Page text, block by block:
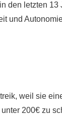
den letzten
und
weil sie
200€ zu